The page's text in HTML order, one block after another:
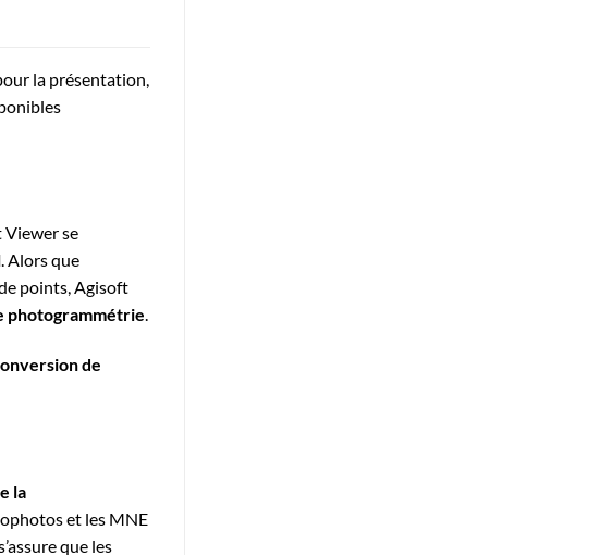
la présentation,
Viewer se
. Alors que
points, Agisoft
photogrammétrie.
de
la
et les MNE
que les